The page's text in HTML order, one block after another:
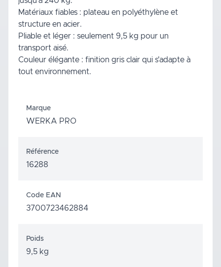
Matériaux fiables : plateau en polyéthylène et
structure en acier.
Pliable et léger : seulement 9,5 kg pour un
transport aisé.
Couleur élégante : finition gris clair qui s'adapte à
tout environnement.
Marque
WERKA PRO
Référence
16288
Code EAN
3700723462884
Poids
9,5 kg